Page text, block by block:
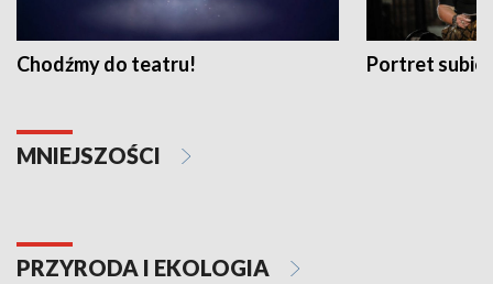
Chodźmy do teatru! Portret
MNIEJSZOŚCI
PRZYRODA I EKOLOGIA